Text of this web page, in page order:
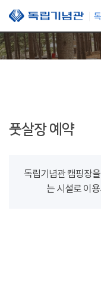
본문 바로가기
풋살장 예약
독립기념관 캠핑장
는 시설로 이